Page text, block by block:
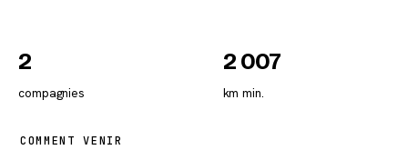
2
compagnies
2 007
km min.
COMMENT VENIR